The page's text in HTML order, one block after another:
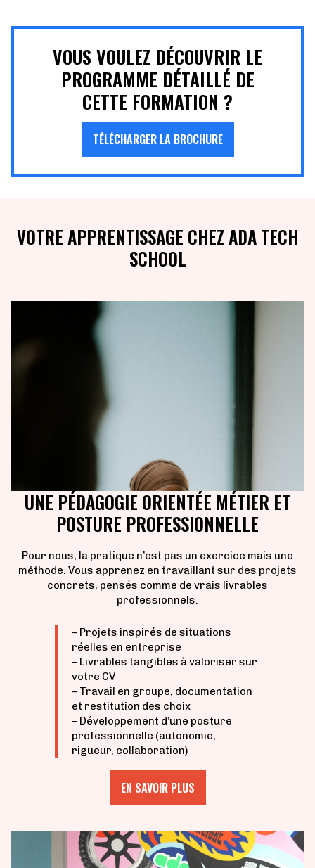
VOUS VOULEZ DÉCOUVRIR LE
PROGRAMME DÉTAILLÉ DE
CETTE FORMATION ?
TÉLÉCHARGER LA BROCHURE
VOTRE APPRENTISSAGE CHEZ ADA TECH
SCHOOL
UNE PÉDAGOGIE ORIENTÉE MÉTIER ET
POSTURE PROFESSIONNELLE
Pour nous, la pratique n’est pas un exercice mais une
méthode. Vous apprenez en travaillant sur des projets
concrets, pensés comme de vrais livrables
professionnels.
– Projets inspirés de situations
réelles en entreprise
– Livrables tangibles à valoriser sur
votre CV
– Travail en groupe, documentation
et restitution des choix
– Développement d’une posture
professionnelle (autonomie,
rigueur, collaboration)
EN SAVOIR PLUS